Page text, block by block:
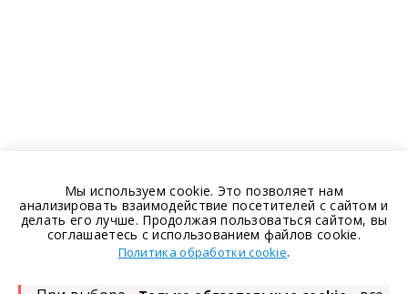
Мы используем cookie. Это позволяет нам
анализировать взаимодействие посетителей с сайтом и
делать его лучше. Продолжая пользоваться сайтом, вы
соглашаетесь с использованием файлов cookie.
Политика обработки cookie.